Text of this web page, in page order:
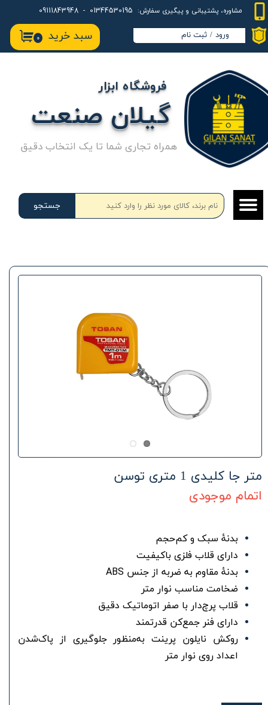
مشاوره، پشتیبانی و پیگیری سفارش:
۰ سبد خرید ورود / ثبت نام
حساب کاربری من
تغییر گذر واژه
سفارشات
خروج از حساب کاربری
جستجو
گیلان صنعت
فروشگاه ابزار
همراه تجاری شما تا یک انتخاب دقیق
متر جا کلیدی 1 متری توسن
اتمام موجودی
بدنۀ سبک و کم‌حجم
دارای قلاب فلزی باکیفیت
بدنۀ مقاوم به ضربه از جنس ABS
ضخامت مناسب نوار متر
قلاب پرچ‌دار با صفر اتوماتیک دقیق
دارای فنر جمع‌کن قدرتمند
روکش نایلون پرینت به‌منظور جلوگیری از پاک‌شدن
اعداد روی نوار متر